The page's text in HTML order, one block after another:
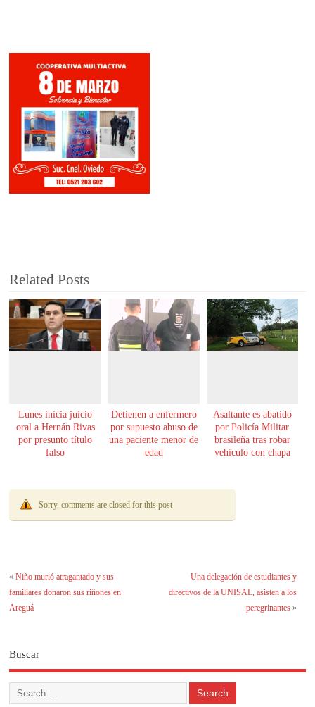
Related Posts
Lunes inicia juicio
oral a Hernán Rivas
por presunto título
falso
Detienen a enfermero
por supuesto abuso de
una paciente menor de
edad
Asaltante es abatido
por Policía Militar
brasileña tras robar
vehículo con chapa
Sorry, comments are closed for this post
«Niño murió atragantado y sus
familiares donaron sus riñones en
Areguá
Una delegación de estudiantes y
directivos de la UNISAL, asisten a los
peregrinantes»
Buscar